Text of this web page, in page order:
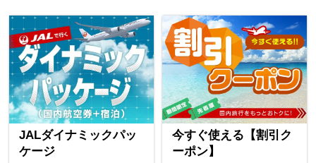
JALダイナミックパッ
ケージ
今すぐ使える【割引ク
ーポン】